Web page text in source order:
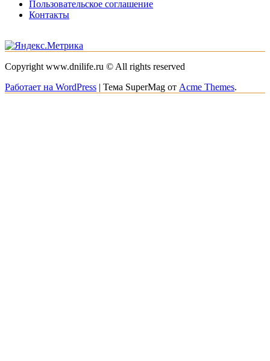
Пользовательское соглашение
Контакты
Copyright www.dnilife.ru © All rights reserved
Работает на WordPress | Тема SuperMag от Acme Themes.